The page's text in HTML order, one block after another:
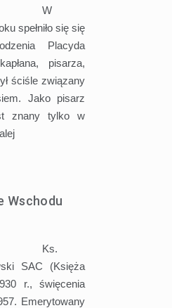
W
spełniło się się
Placyda
pisarza,
ściśle związany
Jako pisarz
znany tylko w
Wschodu
Ks.
SAC (Księża
r., święcenia
Emerytowany